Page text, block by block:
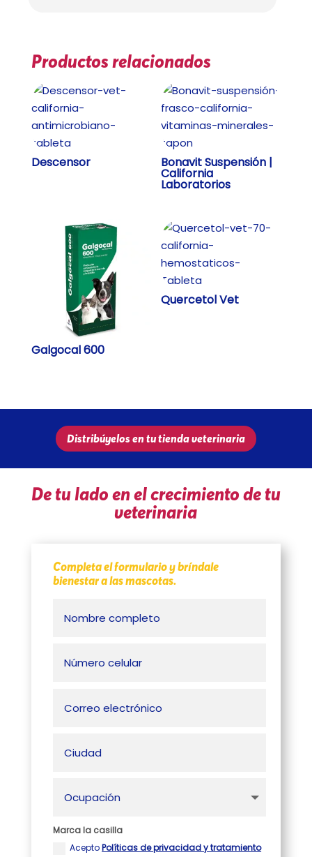
Productos relacionados
Descensor Bonavit Suspensión |
California
Laboratorios
Galgocal 600
Quercetol Vet
Distribúyelos en tu tienda veterinaria
De tu lado en el crecimiento de tu
veterinaria
Completa el formulario y bríndale
bienestar a las mascotas.
Marca la casilla
AceptoPolíticas de privacidad y tratamiento